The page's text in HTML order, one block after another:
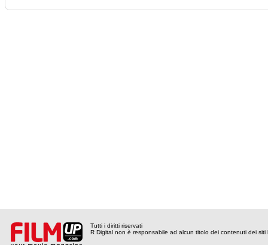
Tutti i diritti riservati
R Digital non è responsabile ad alcun titolo dei contenuti dei siti